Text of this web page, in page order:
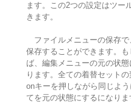
ます。この2つの設定はツー
きます。
ファイルメニューの保存で
保存することができます。
ば、編集メニューの元の状
ります。全ての着替セット
onキーを押しながら同じよ
てを元の状態にするになり